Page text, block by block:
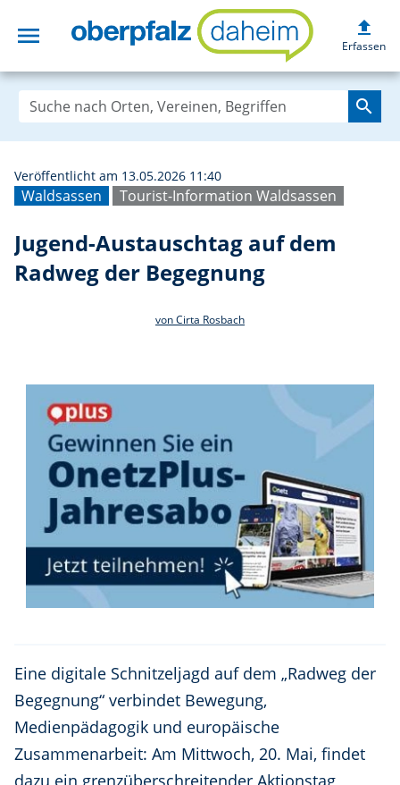
menu Jugend-
upload
Erfassen
search
Waldsassen Tourist-Information Waldsassen
Veröffentlicht am 13.05.2026 11:40
Jugend-Austauschtag auf dem
Radweg der Begegnung
von Cirta Rosbach
Eine digitale Schnitzeljagd auf dem „Radweg der
Begegnung“ verbindet Bewegung,
Medienpädagogik und europäische
Zusammenarbeit: Am Mittwoch, 20. Mai, findet